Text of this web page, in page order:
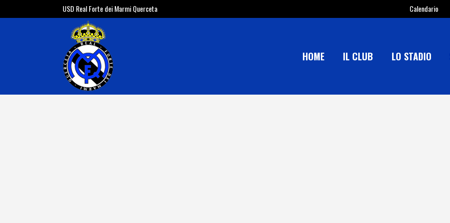
USD Real Forte dei Marmi Querceta Calendario
HOME IL CLUB LO STADIO